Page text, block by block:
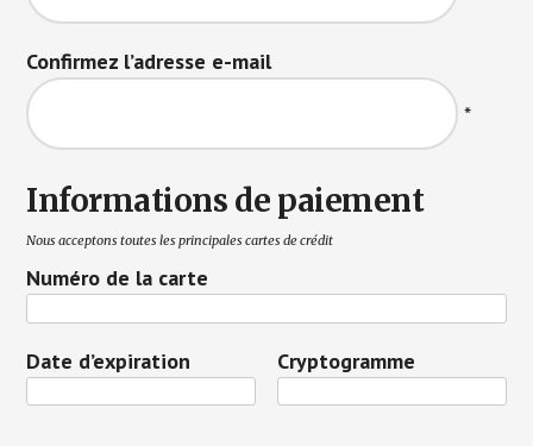
Confirmez l’adresse e-mail
*
Informations de paiement
Nous acceptons toutes les principales cartes de crédit
Numéro de la carte
Date d’expiration Cryptogramme